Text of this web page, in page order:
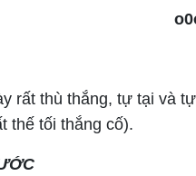
rất thù thắng, tự tại và
thế tối thắng cố).